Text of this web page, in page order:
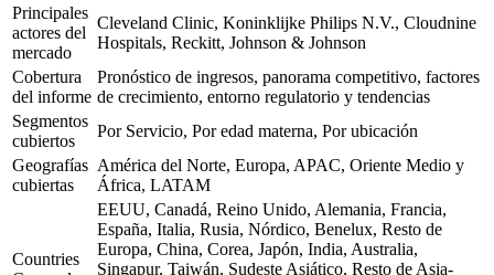
Principales
actores del
mercado
Cleveland Clinic, Koninklijke Philips N.V., Cloudnine
Hospitals, Reckitt, Johnson & Johnson
Cobertura
del informe
Pronóstico de ingresos, panorama competitivo, factores
de crecimiento, entorno regulatorio y tendencias
Segmentos
cubiertos
Por Servicio, Por edad materna, Por ubicación
Geografías
cubiertas
América del Norte, Europa, APAC, Oriente Medio y
África, LATAM
Countries
EEUU, Canadá, Reino Unido, Alemania, Francia,
España, Italia, Rusia, Nórdico, Benelux, Resto de
Europa, China, Corea, Japón, India, Australia,
Singapur, Taiwán, Sudeste Asiático, Resto de Asia-